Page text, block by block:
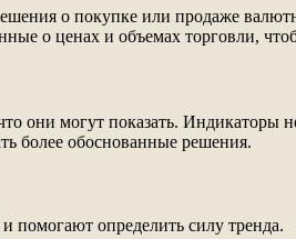
о покупке или продаже
о ценах и объемах торговли,
могут показать. Индикаторы
более обоснованные решения.
помогают определить силу тренда.